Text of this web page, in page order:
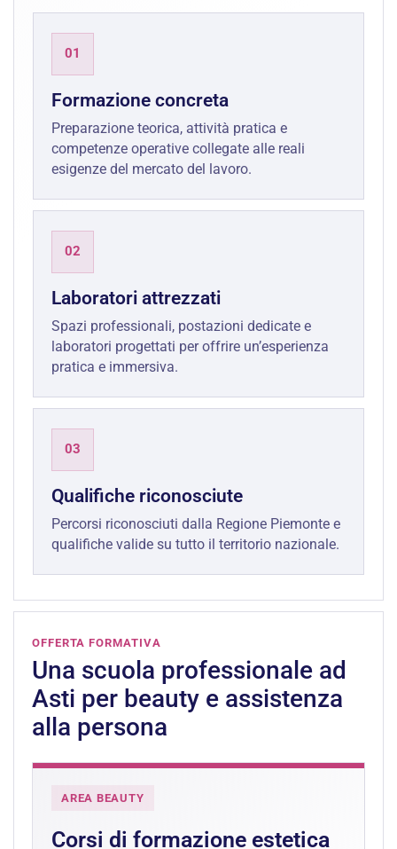
01
Formazione concreta
Preparazione teorica, attività pratica e
competenze operative collegate alle reali
esigenze del mercato del lavoro.
02
Laboratori attrezzati
Spazi professionali, postazioni dedicate e
laboratori progettati per offrire un’esperienza
pratica e immersiva.
03
Qualifiche riconosciute
Percorsi riconosciuti dalla Regione Piemonte e
qualifiche valide su tutto il territorio nazionale.
OFFERTA FORMATIVA
Una scuola professionale ad
Asti per beauty e assistenza
alla persona
AREA BEAUTY
Corsi di formazione estetica